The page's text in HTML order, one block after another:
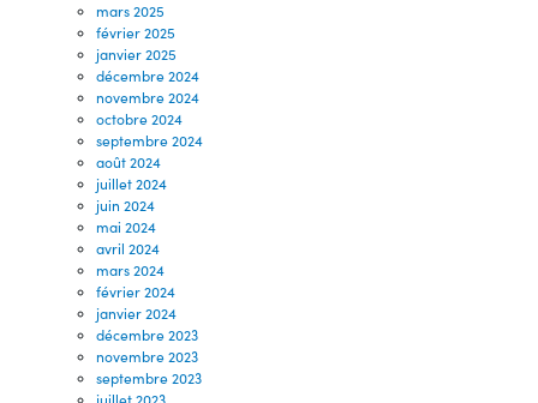
mars 2025
février 2025
janvier 2025
décembre 2024
novembre 2024
octobre 2024
septembre 2024
août 2024
juillet 2024
juin 2024
mai 2024
avril 2024
mars 2024
février 2024
janvier 2024
décembre 2023
novembre 2023
septembre 2023
juillet 2023